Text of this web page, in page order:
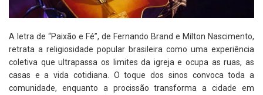
A letra de “Paixão e Fé”, de Fernando Brand e Milton Nascimento,
retrata a religiosidade popular brasileira como uma experiência
coletiva que ultrapassa os limites da igreja e ocupa as ruas, as
casas e a vida cotidiana. O toque dos sinos convoca toda a
comunidade, enquanto a procissão transforma a cidade em